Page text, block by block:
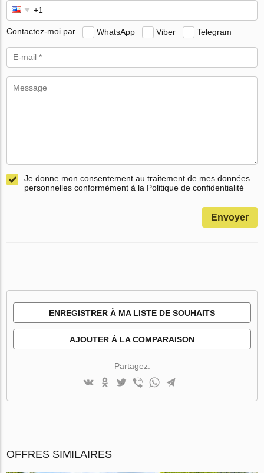
Contactez-moi par WhatsApp Viber Telegram
Je donne mon consentement au traitement de mes données
personnelles conformément à la Politique de confidentialité
Envoyer
ENREGISTRER À MA LISTE DE SOUHAITS
AJOUTER À LA COMPARAISON
Partagez:
OFFRES SIMILAIRES